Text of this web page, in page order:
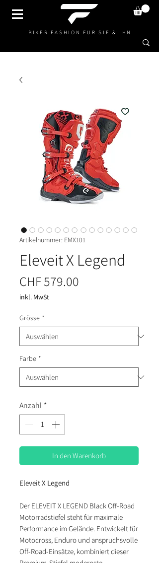
BIKER FASHION FÜR SIE & IHN
Artikelnummer: EMX101
Eleveit X Legend
CHF 579.00
inkl. MwSt
Grösse *
Farbe *
Anzahl *
In den Warenkorb
Eleveit X Legend
Der ELEVEIT X LEGEND Black Off-Road
Motorradstiefel steht für maximale
Performance im Gelände. Entwickelt für
Motocross, Enduro und anspruchsvolle
Off-Road-Einsätze, kombiniert dieser